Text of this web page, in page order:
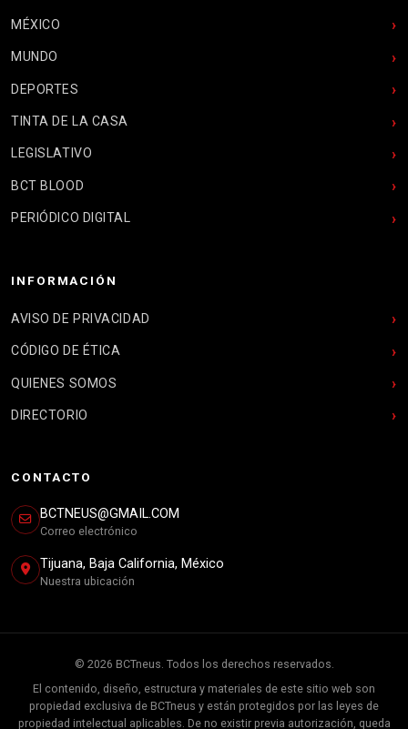
MÉXICO
MUNDO
DEPORTES
TINTA DE LA CASA
LEGISLATIVO
BCT BLOOD
PERIÓDICO DIGITAL
INFORMACIÓN
AVISO DE PRIVACIDAD
CÓDIGO DE ÉTICA
QUIENES SOMOS
DIRECTORIO
CONTACTO
BCTNEUS@GMAIL.COM
Correo electrónico
Tijuana, Baja California, México
Nuestra ubicación
© 2026 BCTneus. Todos los derechos reservados.
El contenido, diseño, estructura y materiales de este sitio web son
propiedad exclusiva de BCTneus y están protegidos por las leyes de
propiedad intelectual aplicables. De no existir previa autorización, queda